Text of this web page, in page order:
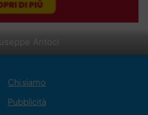
Antoci
Chi siamo
Pubblicità